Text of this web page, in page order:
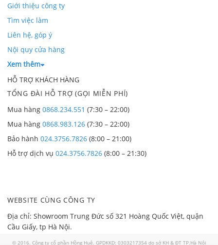
Giới thiệu công ty
Tìm việc làm
Liên hệ, góp ý
Nội quy cửa hàng
Xem thêm
HỖ TRỢ KHÁCH HÀNG
TỔNG ĐÀI HỖ TRỢ (GỌI MIỄN PHÍ)
Mua hàng 0868.234.551 (7:30 – 22:00)
Mua hàng 0868.983.126 (7:30 – 22:00)
Bảo hành 024.3756.7826 (8:00 – 21:00)
Hỗ trợ dịch vụ 024.3756.7826 (8:00 – 21:30)
WEBSITE CÙNG CÔNG TY
Địa chỉ: Showroom Trung Đức số 321 Hoàng Quốc Việt, quận
Cầu Giấy, tp Hà Nội.
© 2016. Công ty cổ phần Hồng Huệ. GPDKKD: 0303217354 do sở KH & ĐT TP.Hà Nội